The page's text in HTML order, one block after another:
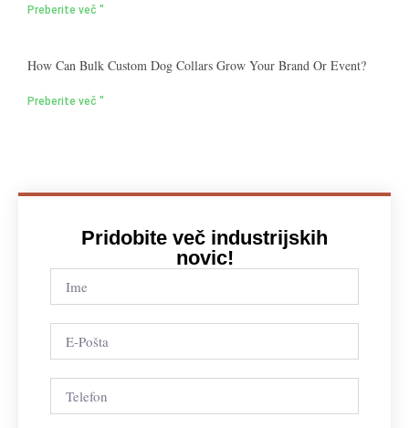
Preberite več "
How Can Bulk Custom Dog Collars Grow Your Brand Or Event?
Preberite več "
Pridobite več industrijskih
novic!